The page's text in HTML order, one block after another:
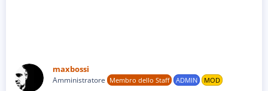
maxbossi
Amministratore Membro dello Staff ADMIN MOD